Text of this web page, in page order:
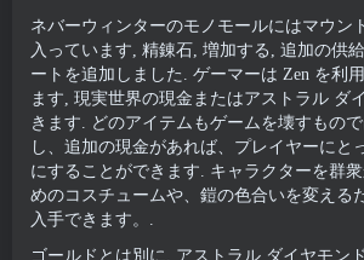
ネバーウィンターのモノモールにはマウン
入っています, 精錬石, 増加する, 追加の供
ートを追加しました. ゲーマーは Zen を利
ます, 現実世界の現金またはアストラル ダ
きます. どのアイテムもゲームを壊すもの
し、追加の現金があれば、プレイヤーにと
にすることができます. キャラクターを群
めのコスチュームや、鎧の色合いを変える
入手できます。.
ゴールドとは別に, アストラル ダイヤモン